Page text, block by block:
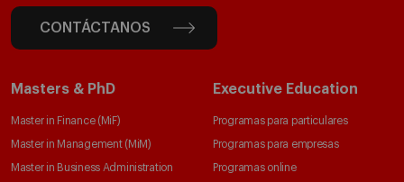
CONTÁCTANOS
Masters & PhD
Master in Finance (MiF)
Master in Management (MiM)
Master in Business Administration
Executive Education
Programas para particulares
Programas para empresas
Programas online